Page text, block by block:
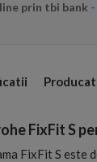
prin tbi bank
FixFit S
FixFit S este